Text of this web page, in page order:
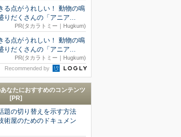
る点がうれしい！ 動物の鳴
りだくさんの「アニア...
PR(タカラトミー｜Hugkum)
る点がうれしい！ 動物の鳴
りだくさんの「アニア...
PR(タカラトミー｜Hugkum)
Recommended by
なたにおすすめのコンテンツ
[PR]
題の切り替えを示す方法
術屋のためのドキュメン